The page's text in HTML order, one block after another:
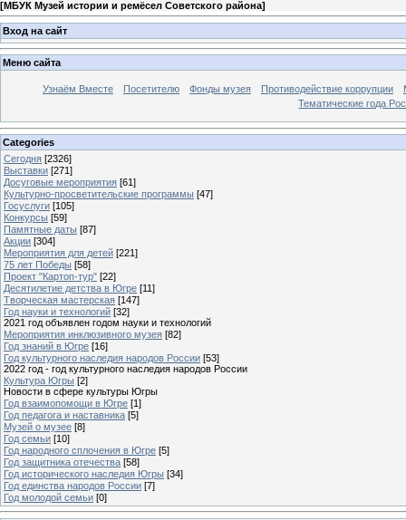
[МБУК Музей истории и ремёсел Советского района]
Вход на сайт
Меню сайта
Узнаём Вместе Посетителю Фонды музея Противодействие коррупции
Тематические года
Categories
Сегодня [2326]
Выставки [271]
Досуговые мероприятия [61]
Культурно-просветительские программы [47]
Госуслуги [105]
Конкурсы [59]
Памятные даты [87]
Акции [304]
Мероприятия для детей [221]
75 лет Победы [58]
Проект "Картоп-тур" [22]
Десятилетие детства в Югре [11]
Творческая мастерская [147]
Год науки и технологий [32]
2021 год объявлен годом науки и технологий
Мероприятия инклюзивного музея [82]
Год знаний в Югре [16]
Год культурного наследия народов России [53]
2022 год - год культурного наследия народов России
Культура Югры [2]
Новости в сфере культуры Югры
Год взаимопомощи в Югре [1]
Год педагога и наставника [5]
Музей о музее [8]
Год семьи [10]
Год народного сплочения в Югре [5]
Год защитника отечества [58]
Год исторического наследия Югры [34]
Год единства народов России [7]
Год молодой семьи [0]